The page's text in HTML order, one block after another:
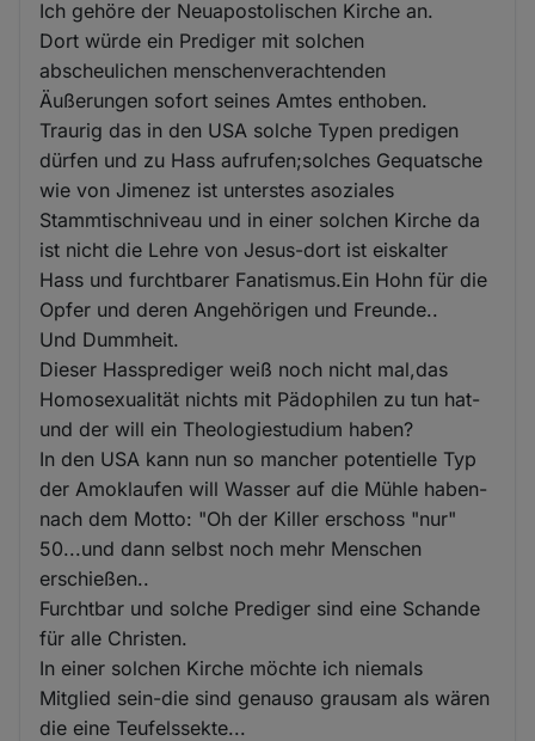
Ich gehöre der Neuapostolischen Kirche an.
Dort würde ein Prediger mit solchen
abscheulichen menschenverachtenden
Äußerungen sofort seines Amtes enthoben.
Traurig das in den USA solche Typen predigen
dürfen und zu Hass aufrufen;solches Gequatsche
wie von Jimenez ist unterstes asoziales
Stammtischniveau und in einer solchen Kirche da
ist nicht die Lehre von Jesus-dort ist eiskalter
Hass und furchtbarer Fanatismus.Ein Hohn für die
Opfer und deren Angehörigen und Freunde..
Und Dummheit.
Dieser Hassprediger weiß noch nicht mal,das
Homosexualität nichts mit Pädophilen zu tun hat-
und der will ein Theologiestudium haben?
In den USA kann nun so mancher potentielle Typ
der Amoklaufen will Wasser auf die Mühle haben-
nach dem Motto: "Oh der Killer erschoss "nur"
50...und dann selbst noch mehr Menschen
erschießen..
Furchtbar und solche Prediger sind eine Schande
für alle Christen.
In einer solchen Kirche möchte ich niemals
Mitglied sein-die sind genauso grausam als wären
die eine Teufelssekte...